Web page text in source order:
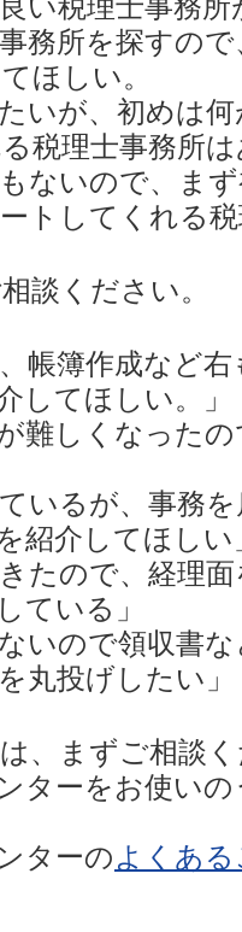
い税理士事務
務所を探すの
ほしい。
いが、初めは
税理士事務所
ないので、ま
トしてくれる
談ください。
帳簿作成など
してほしい。」
難しくなった
ているが、事務
紹介してほしい
たので、経理
ている」
いので領収書
丸投げしたい」
、まずご相談
ターをお使い
ターのよくあ